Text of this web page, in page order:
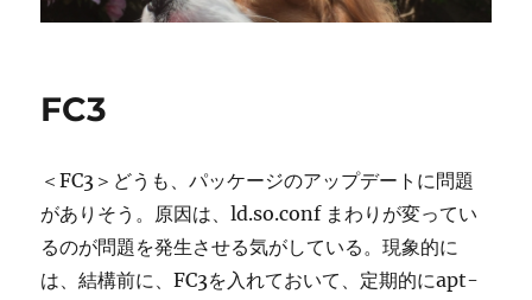
FC3
＜FC3＞どうも、パッケージのアップデートに問題
がありそう。原因は、ld.so.conf まわりが変ってい
るのが問題を発生させる気がしている。現象的に
は、結構前に、FC3を入れておいて、定期的にapt-